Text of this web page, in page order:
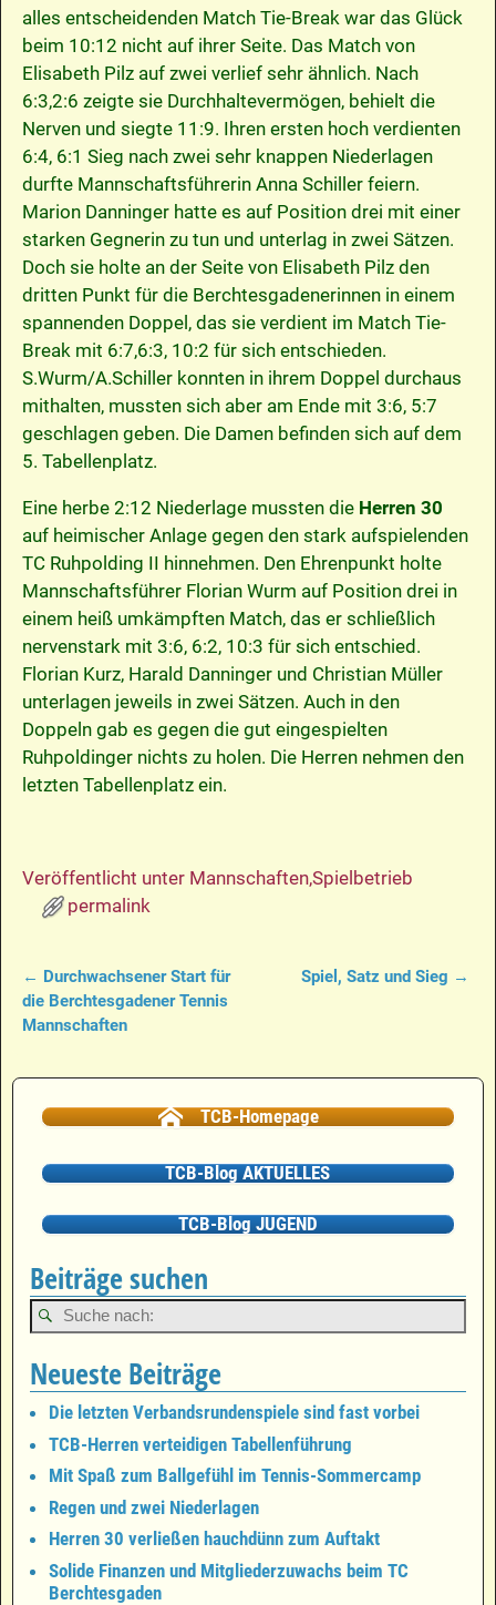
alles entscheidenden Match Tie-Break war das Glück
beim 10:12 nicht auf ihrer Seite. Das Match von
Elisabeth Pilz auf zwei verlief sehr ähnlich. Nach
6:3,2:6 zeigte sie Durchhaltevermögen, behielt die
Nerven und siegte 11:9. Ihren ersten hoch verdienten
6:4, 6:1 Sieg nach zwei sehr knappen Niederlagen
durfte Mannschaftsführerin Anna Schiller feiern.
Marion Danninger hatte es auf Position drei mit einer
starken Gegnerin zu tun und unterlag in zwei Sätzen.
Doch sie holte an der Seite von Elisabeth Pilz den
dritten Punkt für die Berchtesgadenerinnen in einem
spannenden Doppel, das sie verdient im Match Tie-
Break mit 6:7,6:3, 10:2 für sich entschieden.
S.Wurm/A.Schiller konnten in ihrem Doppel durchaus
mithalten, mussten sich aber am Ende mit 3:6, 5:7
geschlagen geben. Die Damen befinden sich auf dem
5. Tabellenplatz.
Eine herbe 2:12 Niederlage mussten die Herren 30
auf heimischer Anlage gegen den stark aufspielenden
TC Ruhpolding II hinnehmen. Den Ehrenpunkt holte
Mannschaftsführer Florian Wurm auf Position drei in
einem heiß umkämpften Match, das er schließlich
nervenstark mit 3:6, 6:2, 10:3 für sich entschied.
Florian Kurz, Harald Danninger und Christian Müller
unterlagen jeweils in zwei Sätzen. Auch in den
Doppeln gab es gegen die gut eingespielten
Ruhpoldinger nichts zu holen. Die Herren nehmen den
letzten Tabellenplatz ein.
Veröffentlicht unter Mannschaften,Spielbetrieb
permalink
Artikelnavigation
← Durchwachsener Start für
die Berchtesgadener Tennis
Mannschaften
Spiel, Satz und Sieg →
TCB-Homepage
TCB-Blog AKTUELLES
TCB-Blog JUGEND
Beiträge suchen
Neueste Beiträge
Die letzten Verbandsrundenspiele sind fast vorbei
TCB-Herren verteidigen Tabellenführung
Mit Spaß zum Ballgefühl im Tennis-Sommercamp
Regen und zwei Niederlagen
Herren 30 verließen hauchdünn zum Auftakt
Solide Finanzen und Mitgliederzuwachs beim TC
Berchtesgaden